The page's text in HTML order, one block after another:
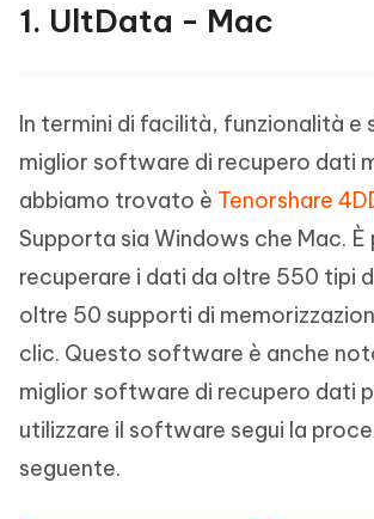
1. UltData - Mac
In termini di facilità, funzionalità e
miglior software di recupero dati
abbiamo trovato è Tenorshare
Supporta sia Windows che Mac. È
recuperare i dati da oltre 550 tipi
oltre 50 supporti di
clic. Questo software è anche
miglior software di recupero dati
utilizzare il software segui la
seguente.